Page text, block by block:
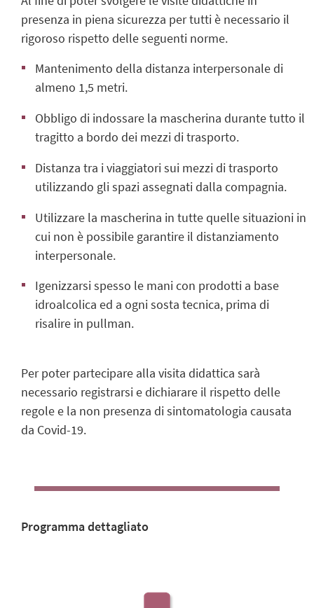
presenza in piena sicurezza per tutti è necessario il
rigoroso rispetto delle seguenti norme.
Mantenimento della distanza interpersonale di
almeno 1,5 metri.
Obbligo di indossare la mascherina durante tutto il
tragitto a bordo dei mezzi di trasporto.
Distanza tra i viaggiatori sui mezzi di trasporto
utilizzando gli spazi assegnati dalla compagnia.
Utilizzare la mascherina in tutte quelle situazioni in
cui non è possibile garantire il distanziamento
interpersonale.
Igenizzarsi spesso le mani con prodotti a base
idroalcolica ed a ogni sosta tecnica, prima di
risalire in pullman.
Per poter partecipare alla visita didattica sarà
necessario registrarsi e dichiarare il rispetto delle
regole e la non presenza di sintomatologia causata
da Covid-19.
Programma dettagliato